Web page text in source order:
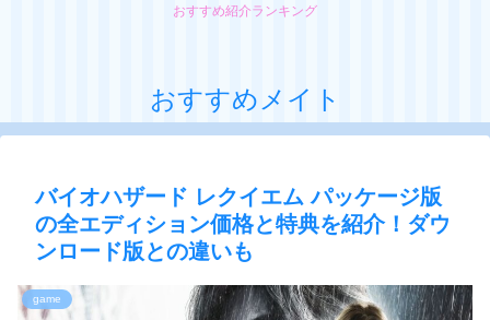
おすすめ紹介ランキング
おすすめメイト
バイオハザード レクイエム パッケージ版
の全エディション価格と特典を紹介！ダウ
ンロード版との違いも
game